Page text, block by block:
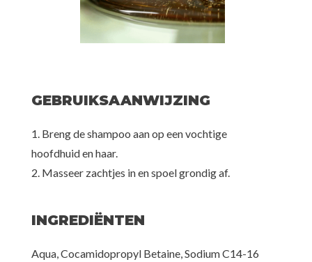
GEBRUIKSAANWIJZING
1. Breng de shampoo aan op een vochtige
hoofdhuid en haar.
2. Masseer zachtjes in en spoel grondig af.
INGREDIËNTEN
Aqua, Cocamidopropyl Betaine, Sodium C14-16